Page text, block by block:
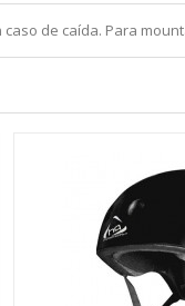
de caída. Para